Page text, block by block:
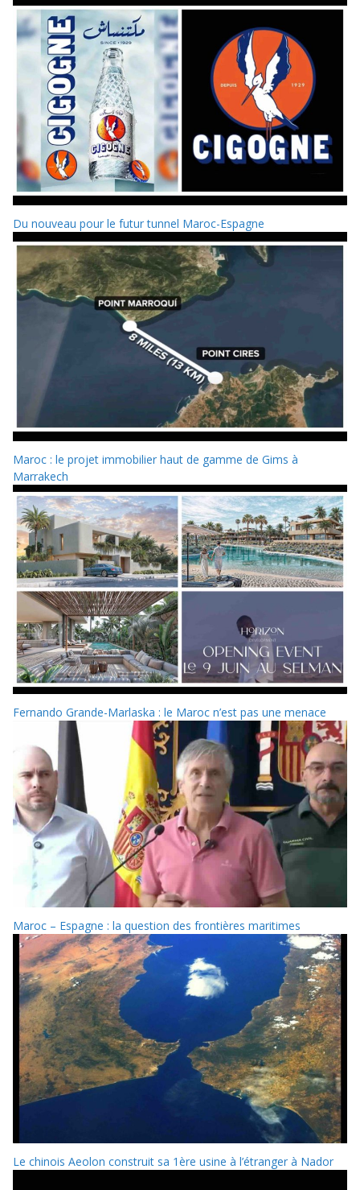
Du nouveau pour le futur tunnel Maroc-Espagne
Maroc : le projet immobilier haut de gamme de Gims à
Marrakech
Fernando Grande-Marlaska : le Maroc n’est pas une menace
Maroc – Espagne : la question des frontières maritimes
Le chinois Aeolon construit sa 1ère usine à l’étranger à Nador